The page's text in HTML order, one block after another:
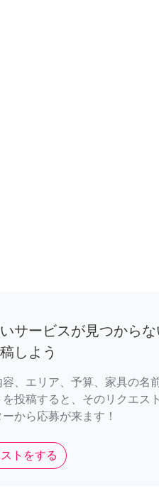
サービスが見つから
しよう
容、エリア、予算、家具の名
を投稿すると、そのリクエス
から応募が来ます！
トをする